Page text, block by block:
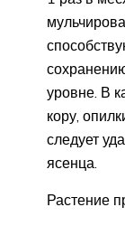
уровне. В
кору,
следует
ясенца.
Растение